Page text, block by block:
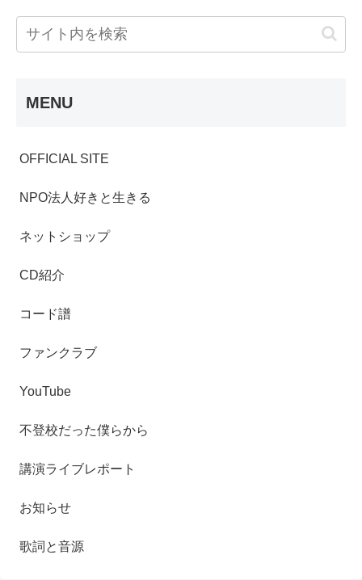
MENU
OFFICIAL SITE
NPO法人好きと生きる
ネットショップ
CD紹介
コード譜
ファンクラブ
YouTube
不登校だった僕らから
講演ライブレポート
お知らせ
歌詞と音源